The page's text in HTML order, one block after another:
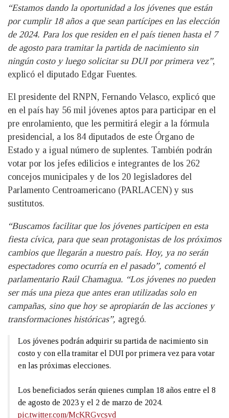
“Estamos dando la oportunidad a los jóvenes que están
por cumplir 18 años a que sean partícipes en las elección
de 2024. Para los que residen en el país tienen hasta el 7
de agosto para tramitar la partida de nacimiento sin
ningún costo y luego solicitar su DUI por primera vez”,
explicó el diputado Edgar Fuentes.
El presidente del RNPN, Fernando Velasco, explicó que
en el país hay 56 mil jóvenes aptos para participar en el
pre enrolamiento, que les permitirá elegir a la fórmula
presidencial, a los 84 diputados de este Órgano de
Estado y a igual número de suplentes. También podrán
votar por los jefes edilicios e integrantes de los 262
concejos municipales y de los 20 legisladores del
Parlamento Centroamericano (PARLACEN) y sus
sustitutos.
“Buscamos facilitar que los jóvenes participen en esta
fiesta cívica, para que sean protagonistas de los próximos
cambios que llegarán a nuestro país. Hoy, ya no serán
espectadores como ocurría en el pasado”, comentó el
parlamentario Raúl Chamagua. “Los jóvenes no pueden
ser más una pieza que antes eran utilizadas solo en
campañas, sino que hoy se apropiarán de las acciones y
transformaciones históricas”, agregó.
Los jóvenes podrán adquirir su partida de nacimiento sin
costo y con ella tramitar el DUI por primera vez para votar
en las próximas elecciones.
Los beneficiados serán quienes cumplan 18 años entre el 8
de agosto de 2023 y el 2 de marzo de 2024.
pic.twitter.com/McKRGvcsvd